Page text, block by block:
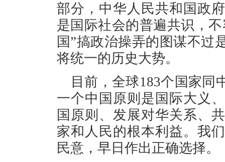
部分，中华人民共和国政
是国际社会的普遍共识，
国”搞政治操弄的图谋不过
将统一的历史大势。
目前，全球183个国家同
一个中国原则是国际大义
国原则、发展对华关系、
家和人民的根本利益。我
民意，早日作出正确选择。